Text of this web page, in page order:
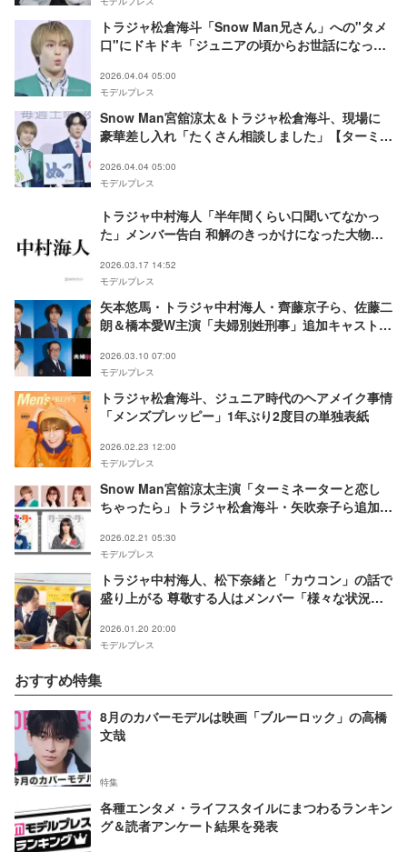
トラジャ松倉海斗「Snow Man兄さん」への"タメ
口"にドキドキ「ジュニアの頃からお世話になって
2026.04.04 05:00
モデルプレス
Snow Man宮舘涼太＆トラジャ松倉海斗、現場に
豪華差し入れ「たくさん相談しました」【ターミネ
2026.04.04 05:00
モデルプレス
トラジャ中村海人「半年間くらい口聞いてなかっ
た」メンバー告白 和解のきっかけになった大物ミ
2026.03.17 14:52
モデルプレス
矢本悠馬・トラジャ中村海人・齊藤京子ら、佐藤二
朗＆橋本愛W主演「夫婦別姓刑事」追加キャスト解
2026.03.10 07:00
モデルプレス
トラジャ松倉海斗、ジュニア時代のヘアメイク事情
「メンズプレッピー」1年ぶり2度目の単独表紙
2026.02.23 12:00
モデルプレス
Snow Man宮舘涼太主演「ターミネーターと恋し
ちゃったら」トラジャ松倉海斗・矢吹奈子ら追加キ
2026.02.21 05:30
モデルプレス
トラジャ中村海人、松下奈緒と「カウコン」の話で
盛り上がる 尊敬する人はメンバー「様々な状況の
た」【「夫に間違いありません」インタビュー後
編】
2026.01.20 20:00
モデルプレス
おすすめ特集
8月のカバーモデルは映画「ブルーロック」の高橋
文哉
特集
各種エンタメ・ライフスタイルにまつわるランキン
グ＆読者アンケート結果を発表